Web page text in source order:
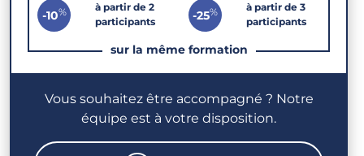
sur la même formation
-10%
à partir de 2
participants
-25%
à partir de 3
participants
Vous souhaitez être accompagné ? Notre
équipe est à votre disposition.